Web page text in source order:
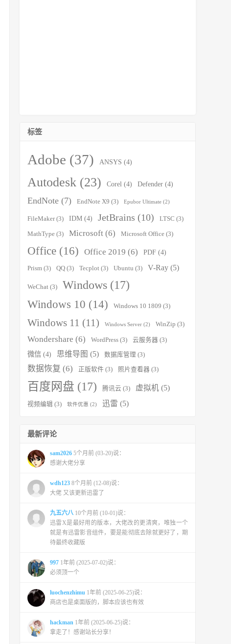
标签
Adobe (37) ANSYS (4)
Autodesk (23) Corel (4) Defender (4)
EndNote (7) EndNote X9 (3) Epubor Ultimate (2)
FileMaker(3) IDM (4) JetBrains (10) LTSC (3)
MathType (3) Microsoft (6) Microsoft Office (3)
Office (16) Office 2019 (6) PDF (4)
Prism (3) QQ (3) Tecplot (3) Ubuntu (3) V-Ray (5)
WeChat (3) Windows (17)
Windows 10 (14) Windows 10 1809 (3)
Windows 11 (11) Windows Server (2) WinZip (3)
Wondershare (6) WordPress (3) 云服务器 (3)
微信 (4) 思维导图 (5) 数据库管理 (3)
数据恢复 (6) 正版软件 (3) 照片查看器 (3)
百度网盘 (17) 腾讯云 (3) 虚拟机 (5)
视频编辑 (3) 软件优惠 (2) 迅雷 (5)
最新评论
sam2026 5个月前 (03-20)说：
感谢大佬分享
wdh123 8个月前 (12-08)说：
大佬 又该更新迅雷了
九五六八 10个月前 (10-01)说：
迅雷X是最好用的版本，大佬改的更清爽，唯独一个
就是有迅雷影音组件，要是能彻底去除就更好了，期
待最终收藏版
997 1年前 (2025-07-02)说：
必须顶一个
luochenzhimu 1年前 (2025-06-25)说：
商店也是桌面版的，脚本应该也有效
hackman 1年前 (2025-06-25)说：
拿走了！感谢站长分享！